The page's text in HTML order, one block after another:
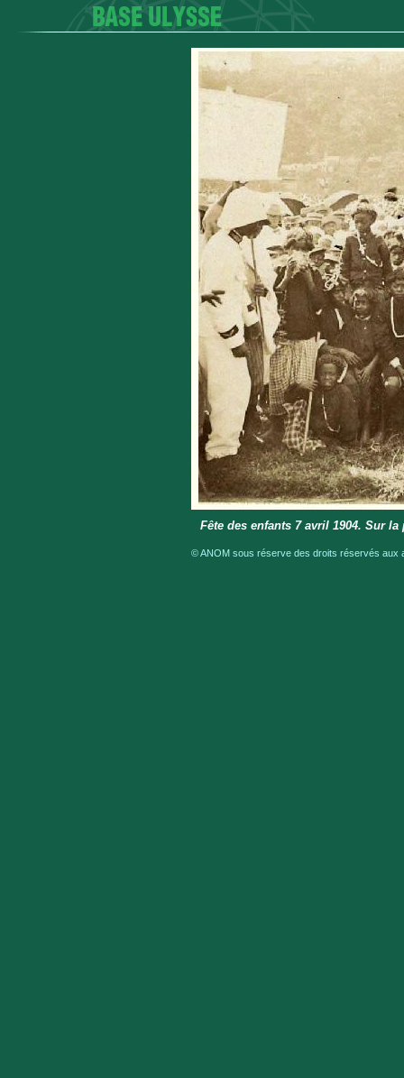
Fête des enfants 7 avril 1904. Sur la
© ANOM sous réserve des droits réservés aux